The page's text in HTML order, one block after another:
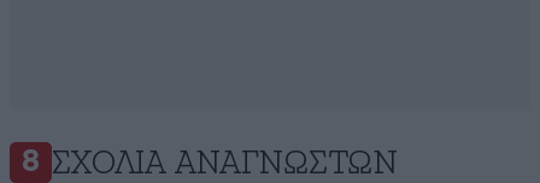
8 ΣΧΌΛΙΑ ΑΝΑΓΝΩΣΤΏΝ